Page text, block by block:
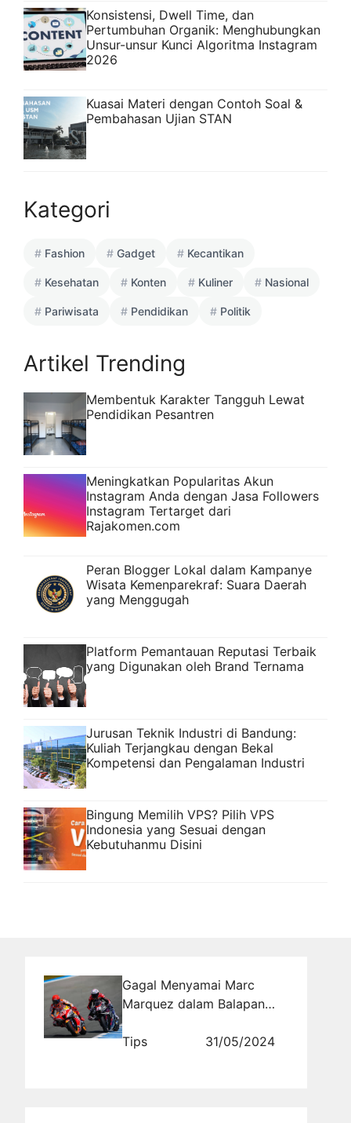
Konsistensi, Dwell Time, dan
Pertumbuhan Organik: Menghubungkan
Unsur-unsur Kunci Algoritma Instagram
2026
Kuasai Materi dengan Contoh Soal &
Pembahasan Ujian STAN
Kategori
Fashion Gadget Kecantikan
Kesehatan Konten Kuliner Nasional
Pariwisata Pendidikan Politik
Artikel Trending
Membentuk Karakter Tangguh Lewat
Pendidikan Pesantren
Meningkatkan Popularitas Akun
Instagram Anda dengan Jasa Followers
Instagram Tertarget dari
Rajakomen.com
Peran Blogger Lokal dalam Kampanye
Wisata Kemenparekraf: Suara Daerah
yang Menggugah
Platform Pemantauan Reputasi Terbaik
yang Digunakan oleh Brand Ternama
Jurusan Teknik Industri di Bandung:
Kuliah Terjangkau dengan Bekal
Kompetensi dan Pengalaman Industri
Bingung Memilih VPS? Pilih VPS
Indonesia yang Sesuai dengan
Kebutuhanmu Disini
Gagal Menyamai Marc
Marquez dalam Balapan
Membawa Dampak Positif
Tips 31/05/2024